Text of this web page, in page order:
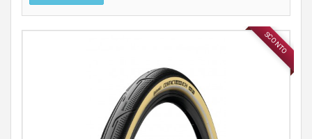
SCONTO
COMPONENTI MTB / CITY